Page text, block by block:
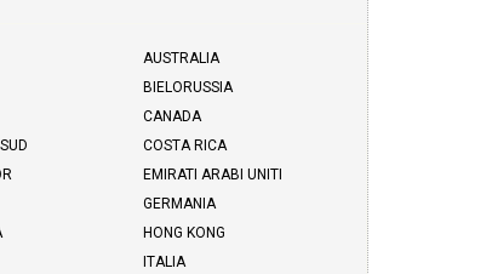
AUSTRALIA
BIELORUSSIA
CANADA
COSTA RICA
EMIRATI ARABI UNITI
GERMANIA
HONG KONG
ITALIA